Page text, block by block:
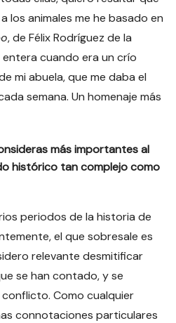
los animales me he basado en
, de Félix Rodríguez de la
cuando era un crío
mi abuela, que me daba el
semana. Un homenaje más
más importantes al
histórico tan complejo como
periodos de la historia de
el que sobresale es
relevante desmitificar
se han contado, y se
Como cualquier
connotaciones particulares